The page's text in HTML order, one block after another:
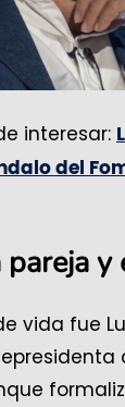
interesar:
del
pareja
vida fue